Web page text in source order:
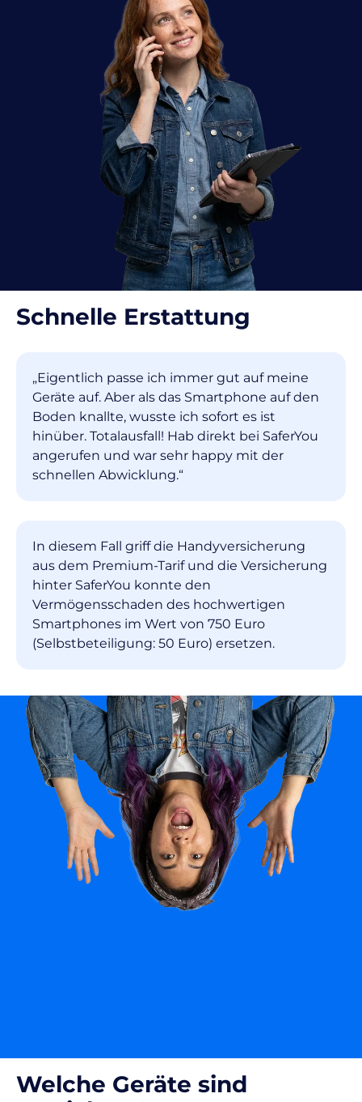
Schnelle Erstattung
„Eigentlich passe ich immer gut auf meine
Geräte auf. Aber als das Smartphone auf den
Boden knallte, wusste ich sofort es ist
hinüber. Totalausfall! Hab direkt bei SaferYou
angerufen und war sehr happy mit der
schnellen Abwicklung.“
In diesem Fall griff die Handyversicherung
aus dem Premium-Tarif und die Versicherung
hinter SaferYou konnte den
Vermögensschaden des hochwertigen
Smartphones im Wert von 750 Euro
(Selbstbeteiligung: 50 Euro) ersetzen.
Welche Geräte sind